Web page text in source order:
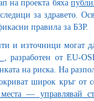
на проекта бяха
за здравето.
правила за БЗР.
и източници могат
, разработен от ЕU-
на риска. На
широк кръг от
— управлявай